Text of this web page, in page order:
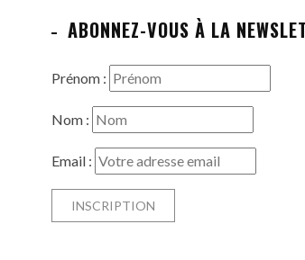
ABONNEZ-VOUS À LA
Prénom :
Nom :
Email :